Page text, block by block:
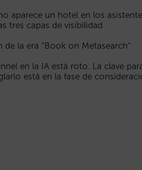
aparece un hotel en los
tres capas de visibilidad
de la era “Book on Metasearch”
en la IA está roto. La clave
está en la fase de